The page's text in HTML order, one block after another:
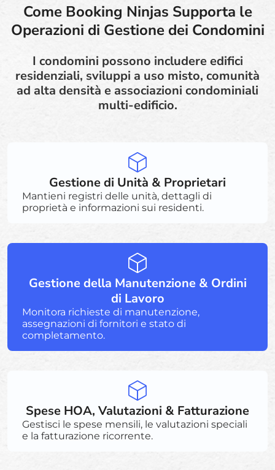
Come Booking Ninjas Supporta le
Operazioni di Gestione dei Condomini
I condomini possono includere edifici
residenziali, sviluppi a uso misto, comunità
ad alta densità e associazioni condominiali
multi-edificio.
Gestione di Unità & Proprietari
Mantieni registri delle unità, dettagli di
proprietà e informazioni sui residenti.
Gestione della Manutenzione & Ordini
di Lavoro
Monitora richieste di manutenzione,
assegnazioni di fornitori e stato di
completamento.
Spese HOA, Valutazioni & Fatturazione
Gestisci le spese mensili, le valutazioni speciali
e la fatturazione ricorrente.